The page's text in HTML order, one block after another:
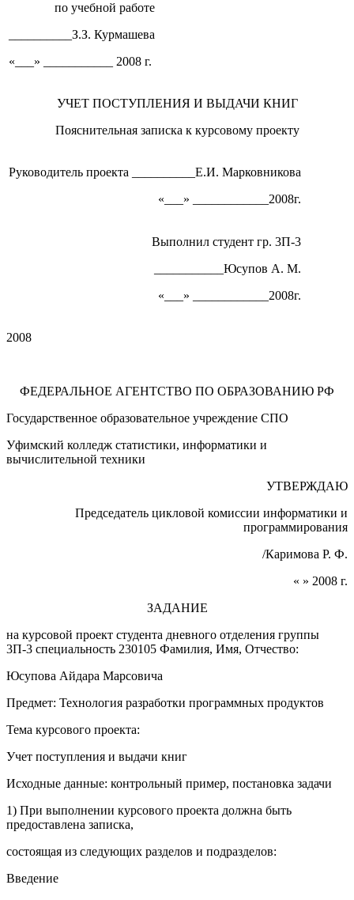
по учебной работе
__________З.З. Курмашева
«___» ___________ 2008 г.
УЧЕТ ПОСТУПЛЕНИЯ И ВЫДАЧИ КНИГ
Пояснительная записка к курсовому проекту
Руководитель проекта __________Е.И. Марковникова
«___» ____________2008г.
Выполнил студент гр. 3П-3
___________Юсупов А. М.
«___» ____________2008г.
2008
ФЕДЕРАЛЬНОЕ АГЕНТСТВО ПО ОБРАЗОВАНИЮ РФ
Государственное образовательное учреждение СПО
Уфимский колледж статистики, информатики и
вычислительной техники
УТВЕРЖДАЮ
Председатель цикловой комиссии информатики и
программирования
/Каримова Р. Ф.
« » 2008 г.
ЗАДАНИЕ
на курсовой проект студента дневного отделения группы
3П-3 специальность 230105 Фамилия, Имя, Отчество:
Юсупова Айдара Марсовича
Предмет: Технология разработки программных продуктов
Тема курсового проекта:
Учет поступления и выдачи книг
Исходные данные: контрольный пример, постановка задачи
1) При выполнении курсового проекта должна быть
предоставлена записка,
состоящая из следующих разделов и подразделов:
Введение